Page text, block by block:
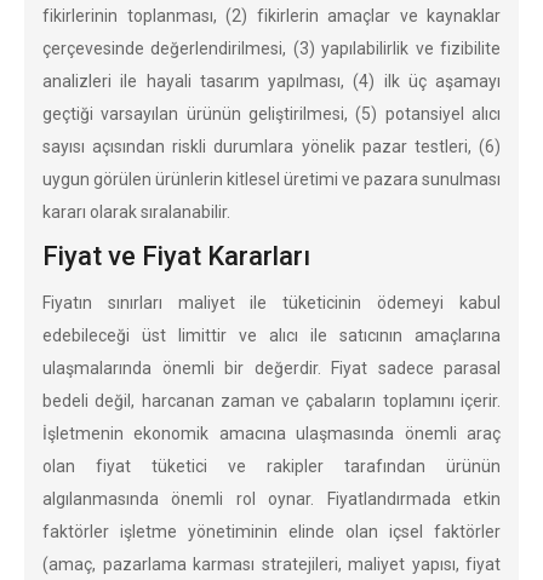
fikirlerinin toplanması, (2) fikirlerin amaçlar ve kaynaklar
çerçevesinde değerlendirilmesi, (3) yapılabilirlik ve fizibilite
analizleri ile hayali tasarım yapılması, (4) ilk üç aşamayı
geçtiği varsayılan ürünün geliştirilmesi, (5) potansiyel alıcı
sayısı açısından riskli durumlara yönelik pazar testleri, (6)
uygun görülen ürünlerin kitlesel üretimi ve pazara sunulması
kararı olarak sıralanabilir.
Fiyat ve Fiyat Kararları
Fiyatın sınırları maliyet ile tüketicinin ödemeyi kabul
edebileceği üst limittir ve alıcı ile satıcının amaçlarına
ulaşmalarında önemli bir değerdir. Fiyat sadece parasal
bedeli değil, harcanan zaman ve çabaların toplamını içerir.
İşletmenin ekonomik amacına ulaşmasında önemli araç
olan fiyat tüketici ve rakipler tarafından ürünün
algılanmasında önemli rol oynar. Fiyatlandırmada etkin
faktörler işletme yönetiminin elinde olan içsel faktörler
(amaç, pazarlama karması stratejileri, maliyet yapısı, fiyat